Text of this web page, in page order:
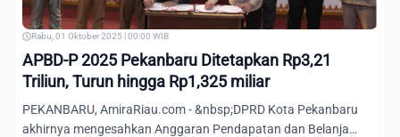
Rabu, 01 Oktober 2025 | 00:00 WIB
APBD-P 2025 Pekanbaru Ditetapkan Rp3,21
Triliun, Turun hingga Rp1,325 miliar
PEKANBARU, AmiraRiau.com - &nbsp;DPRD Kota Pekanbaru
akhirnya mengesahkan Anggaran Pendapatan dan Belanja